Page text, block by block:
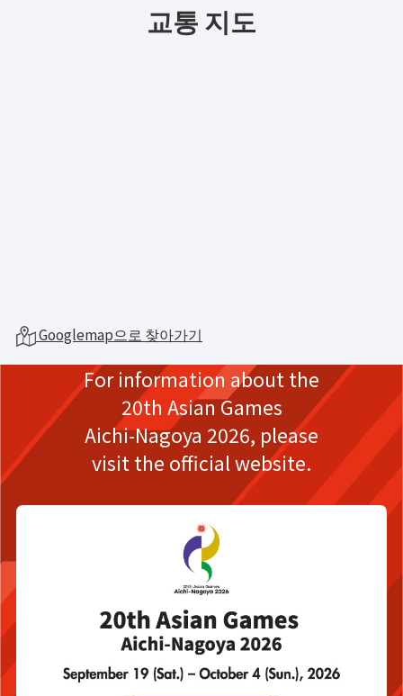
교통 지도
Googlemap으로 찾아가기
For information about the
20th Asian Games
Aichi-Nagoya 2026, please
visit the official website.